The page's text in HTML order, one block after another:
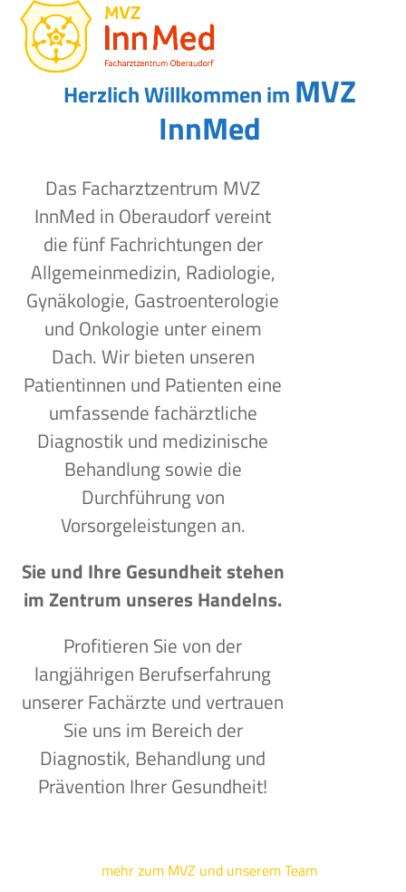
Skip
content
Open
mobile
menu
Close
mobile
menu
Herzlich Willkommen im MVZ
InnMed
Das Facharztzentrum MVZ
InnMed in Oberaudorf vereint
die fünf Fachrichtungen der
Allgemeinmedizin, Radiologie,
Gynäkologie, Gastroenterologie
und Onkologie unter einem
Dach. Wir bieten unseren
Patientinnen und Patienten eine
umfassende fachärztliche
Diagnostik und medizinische
Behandlung sowie die
Durchführung von
Vorsorgeleistungen an.
Sie und Ihre Gesundheit stehen
im Zentrum unseres Handelns.
Profitieren Sie von der
langjährigen Berufserfahrung
unserer Fachärzte und vertrauen
Sie uns im Bereich der
Diagnostik, Behandlung und
Prävention Ihrer Gesundheit!
mehr zum MVZ und unserem Team